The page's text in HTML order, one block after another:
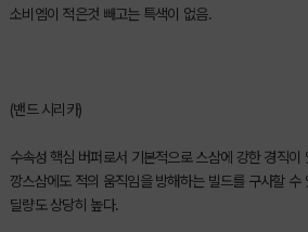
소비엠이 적은것 빼고는 특색이 없음.
(밴드 시리카)
수속성 핵심 버퍼로서 기본적으로 스삼에 강한 경직이
깡스삼에도 적의 움직임을 방해하는 빌드를 구사할 수
딜량도 상당히 높다.